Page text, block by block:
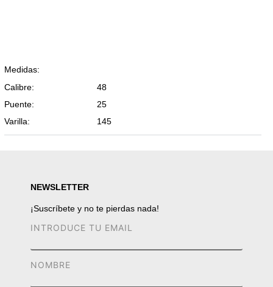
Medidas:
Calibre:
48
Puente:
25
Varilla:
145
NEWSLETTER
¡Suscríbete y no te pierdas nada!